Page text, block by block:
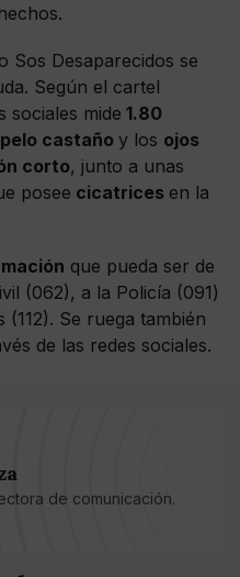
Sos Desaparecidos se
Según el cartel
sociales mide 1.80
pelo castaño y los ojos
corto, junto a unas
posee cicatrices en la
que pueda ser de
(062), a la Policía (091)
Se ruega también
de las redes sociales.
de comunicación.